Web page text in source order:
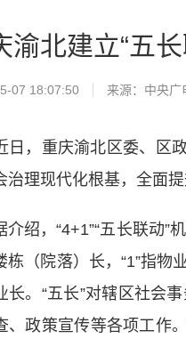
渝北建立“五
07 18:07:50 来源： 中央广
重庆渝北区委、区政
治理现代化根基，全面
，“4+1”“五长联动”机
栋（院落）长，“1”指
长。“五长”对辖区社会
、政策宣传等各项工作